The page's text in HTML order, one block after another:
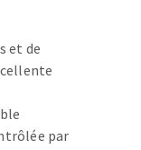
MÉTAL
et de
par